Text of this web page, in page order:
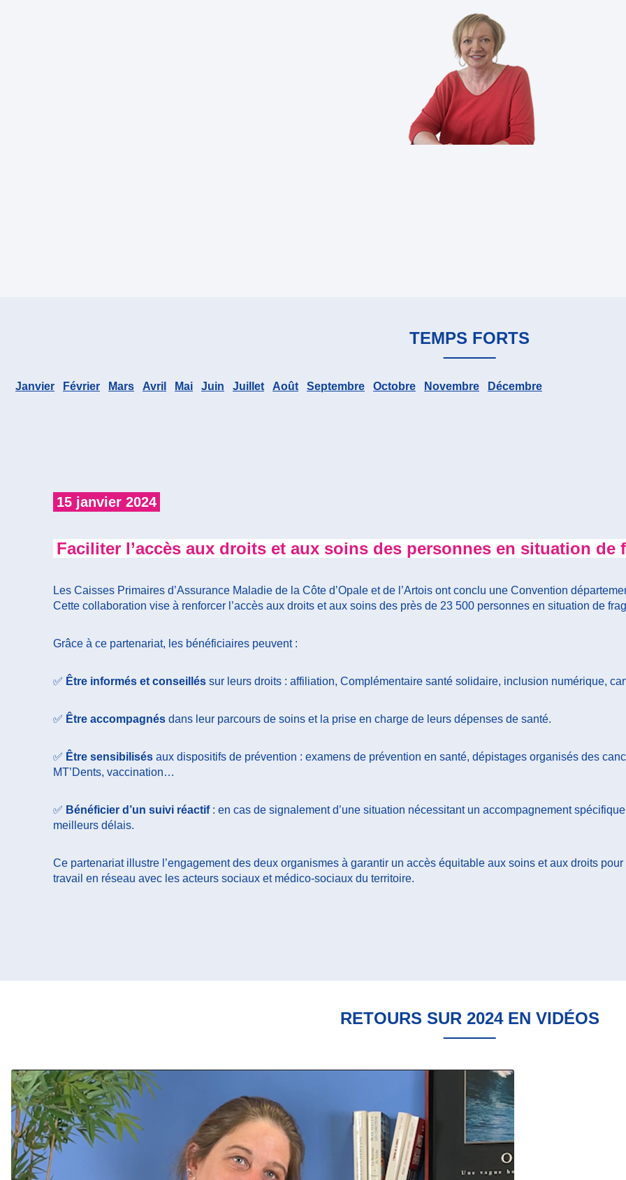
TEMPS FORTS
Janvier Février Mars Avril Mai Juin Juillet Août Septembre Octobre Novembre Décembre
Faciliter l’accès aux droits et aux soins des personnes en situation de
15 janvier 2024
Les Caisses Primaires d’Assurance Maladie de la Côte d’Opale et de l’Artois ont conclu une Convention
Cette collaboration vise à renforcer l’accès aux droits et aux soins des près de 23 500 personnes en situation de
Grâce à ce partenariat, les bénéficiaires peuvent :
✅ Être informés et conseillés sur leurs droits : affiliation, Complémentaire santé solidaire, inclusion numérique,
✅ Être accompagnés dans leur parcours de soins et la prise en charge de leurs dépenses de santé.
✅ Être sensibilisés aux dispositifs de prévention : examens de prévention en santé, dépistages organisés des
MT’Dents, vaccination…
✅ Bénéficier d’un suivi réactif: en cas de signalement d’une situation nécessitant un accompagnement
meilleurs délais.
Ce partenariat illustre l’engagement des deux organismes à garantir un accès équitable aux soins et aux droits
travail en réseau avec les acteurs sociaux et médico-sociaux du territoire.
RETOURS SUR 2024 EN VIDÉOS